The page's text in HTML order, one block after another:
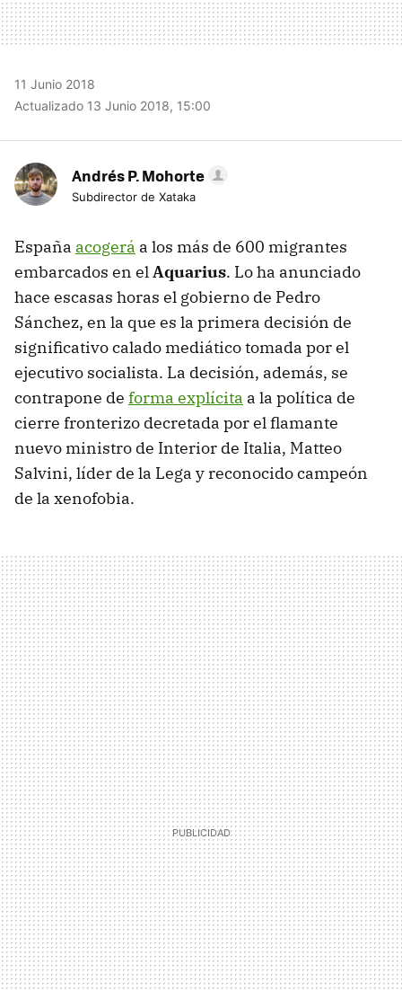
11 Junio 2018
Actualizado 13 Junio 2018, 15:00
Andrés P. Mohorte
Subdirector de Xataka
España acogerá a los más de 600 migrantes
embarcados en elAquarius. Lo ha anunciado
hace escasas horas el gobierno de Pedro
Sánchez, en la que es la primera decisión de
significativo calado mediático tomada por el
ejecutivo socialista. La decisión, además, se
contrapone de forma explícita a la política de
cierre fronterizo decretada por el flamante
nuevo ministro de Interior de Italia, Matteo
Salvini, líder de la Lega y reconocido campeón
de la xenofobia.